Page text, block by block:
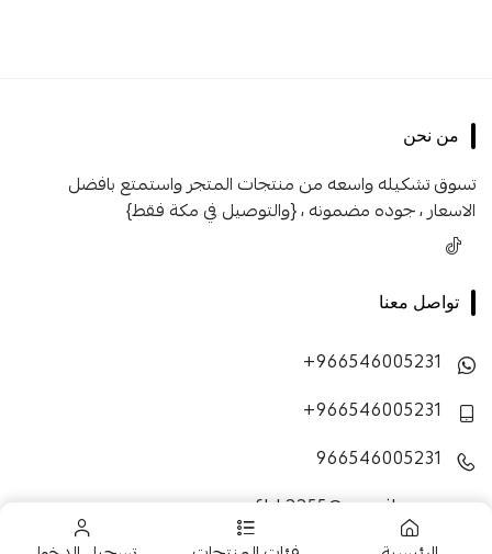
من نحن
تسوق تشكيله واسعه من منتجات المتجر واستمتع بافضل
الاسعار ، جوده مضمونه ، {والتوصيل في مكة فقط}
تواصل معنا
+966546005231
+966546005231
966546005231
fhk2255@gmail.com